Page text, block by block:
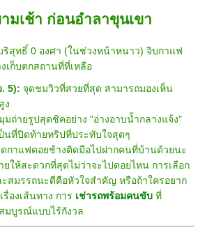
มเช้า ก่อนอำลาขุนเขา
สุทธิ์ 0 องศา (ในช่วงหน้าหนาว) จิบกาแฟ
เก็บตกสถานที่ที่เหลือ
5): จุดชมวิวที่สวยที่สุด สามารถมองเห็น
ง
มถ่ายรูปสุดชิคอย่าง "อ่างอาบน้ำกลางแจ้ง"
นที่ปิดท้ายทริปที่ประทับใจสุดๆ
กาแฟดอยช้างติดมือไปฝากคนที่บ้านด้วยนะ
ยให้สะดวกที่สุดไม่ว่าจะไปดอยไหน การเลือก
มรรถนะดีคือหัวใจสำคัญ หรือถ้าใครอยาก
รื่องเส้นทาง การ เช่ารถพร้อมคนขับที่
มบูรณ์แบบไร้กังวล